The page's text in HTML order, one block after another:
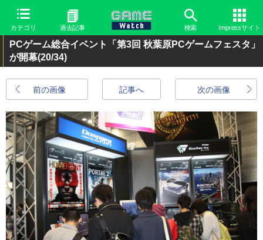
カテゴリ 過去記事 検索 Impressサイト
PCゲーム総合イベント「第3回 秋葉原PCゲームフェスタ」
が開幕(20/34)
前の画像 次の画像
記事へ